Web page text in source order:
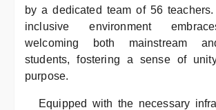
by a dedicated team of 56 teachers.
inclusive environment
welcoming both mainstream
students, fostering a sense of
purpose.
Equipped with the necessary